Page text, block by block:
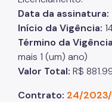
Data da assinatura:
Início da Vigência:
Término da
mais 1 (um) ano)
Valor Total: R$
Contrato: 24/2023/